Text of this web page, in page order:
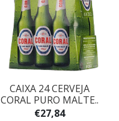
CAIXA 24 CERVEJA
CORAL PURO MALTE..
€27,84